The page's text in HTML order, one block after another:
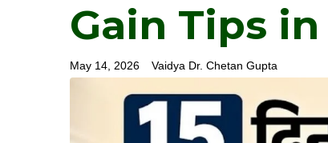
Gain Tips
May 14, 2026 Vaidya Dr. Chetan Gupta